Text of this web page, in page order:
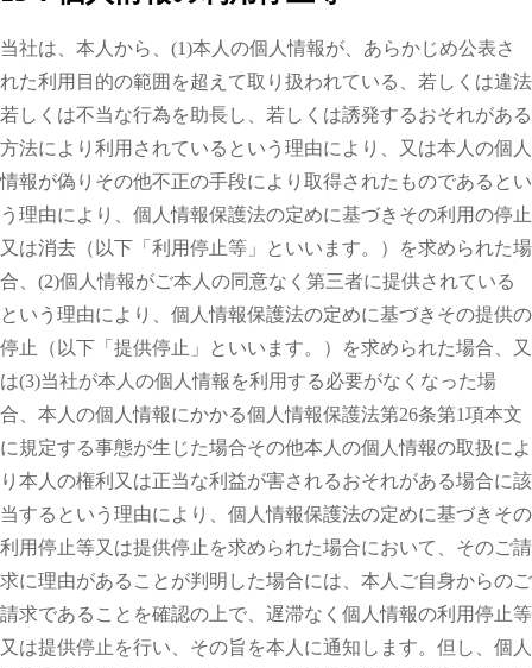
当社は、本人から、(1)本人の個人情報が、あらかじめ公表さ
れた利用目的の範囲を超えて取り扱われている、若しくは違法
若しくは不当な行為を助長し、若しくは誘発するおそれがある
方法により利用されているという理由により、又は本人の個人
情報が偽りその他不正の手段により取得されたものであるとい
う理由により、個人情報保護法の定めに基づきその利用の停止
又は消去（以下「利用停止等」といいます。）を求められた場
合、(2)個人情報がご本人の同意なく第三者に提供されている
という理由により、個人情報保護法の定めに基づきその提供の
停止（以下「提供停止」といいます。）を求められた場合、又
は(3)当社が本人の個人情報を利用する必要がなくなった場
合、本人の個人情報にかかる個人情報保護法第26条第1項本文
に規定する事態が生じた場合その他本人の個人情報の取扱によ
り本人の権利又は正当な利益が害されるおそれがある場合に該
当するという理由により、個人情報保護法の定めに基づきその
利用停止等又は提供停止を求められた場合において、そのご請
求に理由があることが判明した場合には、本人ご自身からのご
請求であることを確認の上で、遅滞なく個人情報の利用停止等
又は提供停止を行い、その旨を本人に通知します。但し、個人